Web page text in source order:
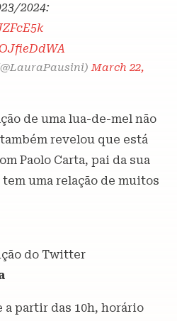
2024:
March 22,
de uma lua-de-mel não
revelou que está
Paolo Carta, pai da sua
uma relação de muitos
do Twitter
a partir das 10h, horário